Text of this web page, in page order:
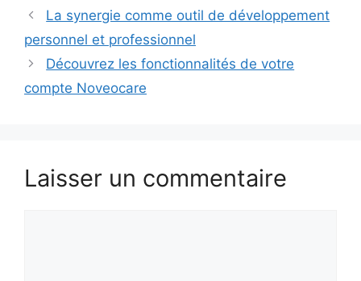
La synergie comme outil de développement
personnel et professionnel
Découvrez les fonctionnalités de votre
compte Noveocare
Laisser un commentaire